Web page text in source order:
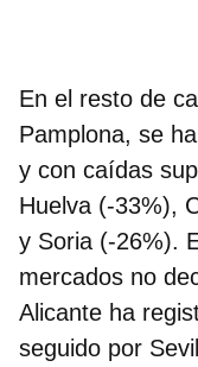
En el resto de
Pamplona, se
y con caídas
Huelva (-33%),
y Soria (-26%).
mercados no
Alicante ha
seguido por